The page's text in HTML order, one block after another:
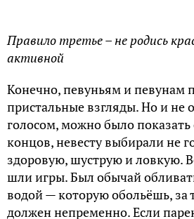
Правило третье – не родись
активной
Конечно, певуньям и певунам
пристальные взгляды. Но и не
голосом, можно было показать
концов, невесту выбирали не
здоровую, шуструю и ловкую.
шли игры. Был обычай
водой — которую обольёшь, за
должен непременно. Если